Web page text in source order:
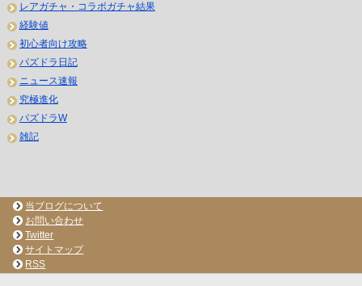
レアガチャ・コラボガチャ結果
経験値
初心者向け攻略
パズドラ日記
ニュース速報
究極進化
パズドラW
雑記
当ブログについて
お問い合わせ
Twitter
サイトマップ
RSS